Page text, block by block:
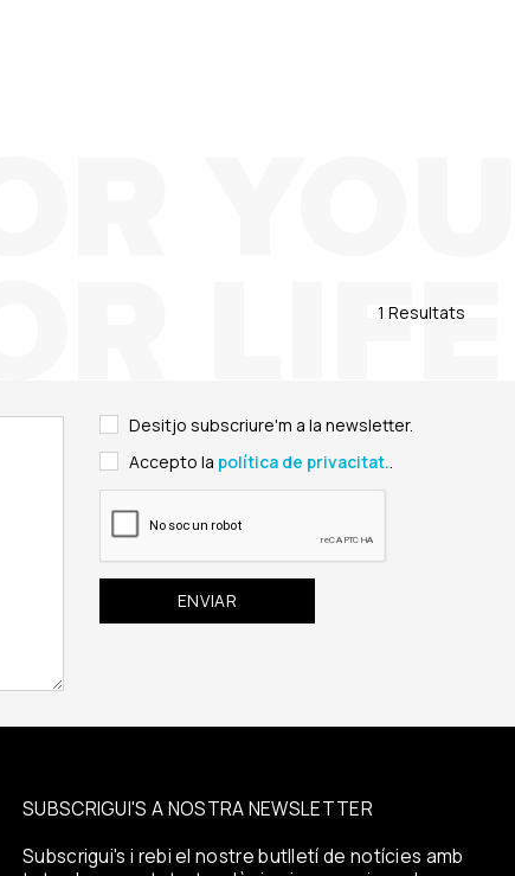
1 Resultats
Desitjo subscriure'm a la newsletter.
Accepto la política de privacitat..
SUBSCRIGUI'S A NOSTRA NEWSLETTER
Subscrigui's i rebi el nostre butlletí de notícies amb